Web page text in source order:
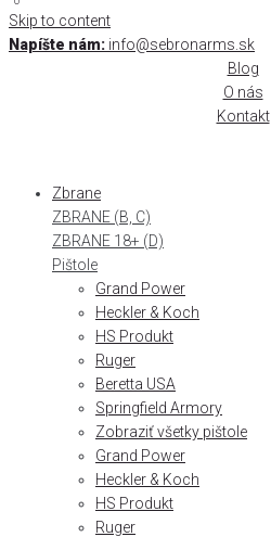
Skip to content
Napíšte nám: info@sebronarms.sk
Blog
O nás
Kontakt
Zbrane
ZBRANE (B, C)
ZBRANE 18+ (D)
Pištole
Grand Power
Heckler & Koch
HS Produkt
Ruger
Beretta USA
Springfield Armory
Zobraziť všetky pištole
Grand Power
Heckler & Koch
HS Produkt
Ruger